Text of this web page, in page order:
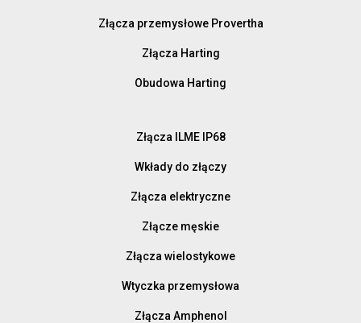
Złącza przemysłowe Provertha
Złącza Harting
Obudowa Harting
Złącza ILME IP68
Wkłady do złączy
Złącza elektryczne
Złącze męskie
Złącza wielostykowe
Wtyczka przemysłowa
Złącza Amphenol